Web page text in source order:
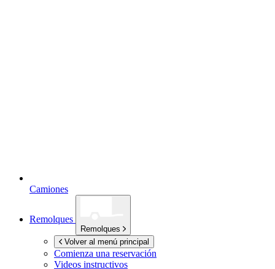
Camiones
Remolques
Remolques
Volver al menú principal
Comienza una reservación
Videos instructivos